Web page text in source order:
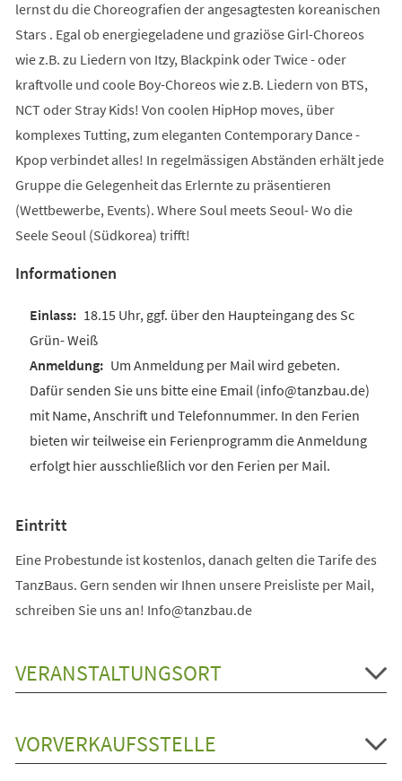
lernst du die Choreografien der angesagtesten koreanischen
Stars . Egal ob energiegeladene und graziöse Girl-Choreos
wie z.B. zu Liedern von Itzy, Blackpink oder Twice - oder
kraftvolle und coole Boy-Choreos wie z.B. Liedern von BTS,
NCT oder Stray Kids! Von coolen HipHop moves, über
komplexes Tutting, zum eleganten Contemporary Dance -
Kpop verbindet alles! In regelmässigen Abständen erhält jede
Gruppe die Gelegenheit das Erlernte zu präsentieren
(Wettbewerbe, Events). Where Soul meets Seoul- Wo die
Seele Seoul (Südkorea) trifft!
Informationen
18.15 Uhr, ggf. über den Haupteingang des Sc
Grün- Weiß
Um Anmeldung per Mail wird gebeten.
Dafür senden Sie uns bitte eine Email (info@tanzbau.de)
mit Name, Anschrift und Telefonnummer. In den Ferien
bieten wir teilweise ein Ferienprogramm die Anmeldung
erfolgt hier ausschließlich vor den Ferien per Mail.
Eintritt
Eine Probestunde ist kostenlos, danach gelten die Tarife des
TanzBaus. Gern senden wir Ihnen unsere Preisliste per Mail,
schreiben Sie uns an! Info@tanzbau.de
VERANSTALTUNGSORT
VORVERKAUFSSTELLE